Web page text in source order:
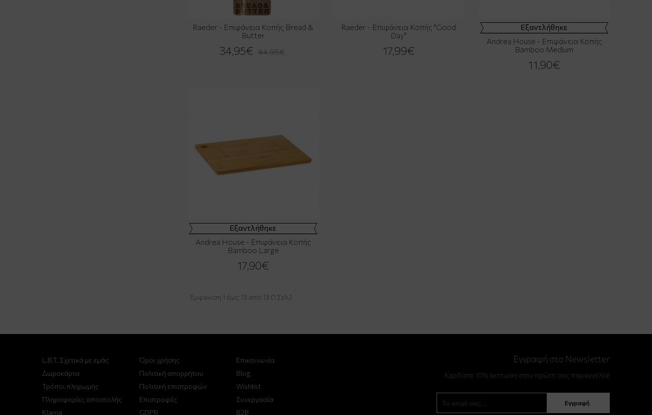
Raeder - Επιφάνεια Κοπής Bread &
Butter
34,95€ 44,95€
Raeder - Επιφάνεια Κοπής "Good
Day"
17,99€
Εξαντλήθηκε
Andrea House - Επιφάνεια Κοπής
Bamboo Medium
11,90€
Εξαντλήθηκε
Andrea House - Επιφάνεια Κοπής
Bamboo Large
17,90€
Εμφάνιση 1 έως 13 από 13 (1 Σελ.)
L.B.T. Σχετικά με εμάς
Δωροκάρτα
Τρόποι πληρωμής
Πληροφορίες αποστολής
Klarna
Όροι χρήσης
Πολιτική απορρήτου
Πολιτική επιστροφών
Επιστροφές
GDPR
Επικοινωνία
Blog
Wishlist
Συνεργασία
B2B
Εγγραφή στο Newsletter
Κερδίστε 10% έκπτωση στην πρώτη σας παραγγελία!
Εγγραφή